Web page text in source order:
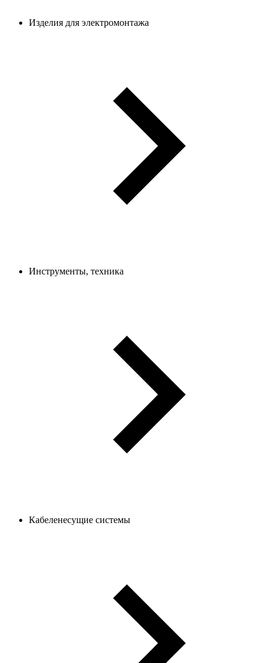
Изделия для электромонтажа
Инструменты, техника
Кабеленесущие системы